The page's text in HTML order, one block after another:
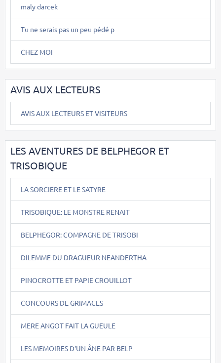
maly darcek
Tu ne serais pas un peu pédé p
CHEZ MOI
AVIS AUX LECTEURS
AVIS AUX LECTEURS ET VISITEURS
LES AVENTURES DE BELPHEGOR ET
TRISOBIQUE
LA SORCIERE ET LE SATYRE
TRISOBIQUE: LE MONSTRE RENAIT
BELPHEGOR: COMPAGNE DE TRISOBI
DILEMME DU DRAGUEUR NEANDERTHA
PINOCROTTE ET PAPIE CROUILLOT
CONCOURS DE GRIMACES
MERE ANGOT FAIT LA GUEULE
LES MEMOIRES D'UN ÂNE PAR BELP